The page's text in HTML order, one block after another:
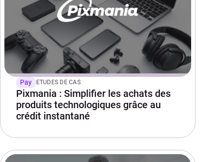
Pay ETUDES DE CAS
Pixmania : Simplifier les achats des
produits technologiques grâce au
crédit instantané